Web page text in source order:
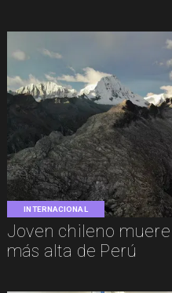
INTERNACIONAL
Joven chileno
más alta de Perú